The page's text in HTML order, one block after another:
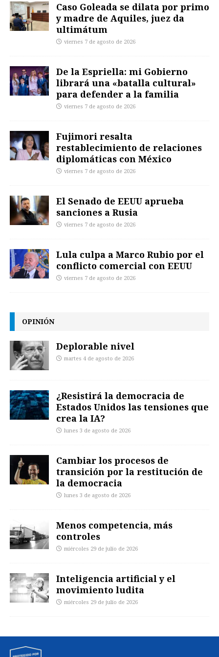
Caso Goleada se dilata por primo
y madre de Aquiles, juez da
ultimátum
viernes 7 de agosto de 2026
De la Espriella: mi Gobierno
librará una «batalla cultural»
para defender a la familia
viernes 7 de agosto de 2026
Fujimori resalta
restablecimiento de relaciones
diplomáticas con México
viernes 7 de agosto de 2026
El Senado de EEUU aprueba
sanciones a Rusia
viernes 7 de agosto de 2026
Lula culpa a Marco Rubio por el
conflicto comercial con EEUU
viernes 7 de agosto de 2026
OPINIÓN
Deplorable nivel
martes 4 de agosto de 2026
¿Resistirá la democracia de
Estados Unidos las tensiones que
crea la IA?
lunes 3 de agosto de 2026
Cambiar los procesos de
transición por la restitución de
la democracia
lunes 3 de agosto de 2026
Menos competencia, más
controles
miércoles 29 de julio de 2026
Inteligencia artificial y el
movimiento ludita
miércoles 29 de julio de 2026